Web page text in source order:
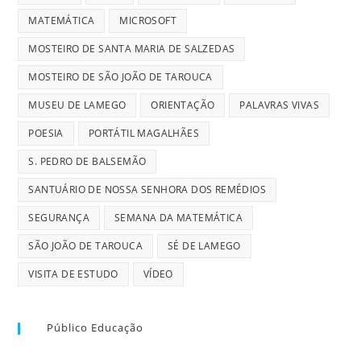
MATEMÁTICA MICROSOFT
MOSTEIRO DE SANTA MARIA DE SALZEDAS
MOSTEIRO DE SÃO JOÃO DE TAROUCA
MUSEU DE LAMEGO ORIENTAÇÃO PALAVRAS VIVAS
POESIA PORTÁTIL MAGALHÃES
S. PEDRO DE BALSEMÃO
SANTUÁRIO DE NOSSA SENHORA DOS REMÉDIOS
SEGURANÇA SEMANA DA MATEMÁTICA
SÃO JOÃO DE TAROUCA SÉ DE LAMEGO
VISITA DE ESTUDO VÍDEO
Público Educação